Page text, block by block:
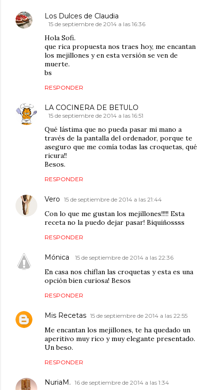
Los Dulces de Claudia
15 de septiembre de 2014 a las 16:36
Hola Sofi.
que rica propuesta nos traes hoy, me encantan
los mejillones y en esta versión se ven de
muerte.
bs
RESPONDER
LA COCINERA DE BETULO
15 de septiembre de 2014 a las 16:51
Qué lástima que no pueda pasar mi mano a
través de la pantalla del ordenador, porque te
aseguro que me comía todas las croquetas, qué
ricura!!
Besos.
RESPONDER
Vero 15 de septiembre de 2014 a las 21:44
Con lo que me gustan los mejillones!!!!! Esta
receta no la puedo dejar pasar! Biquiñossss
RESPONDER
Mónica 15 de septiembre de 2014 a las 22:36
En casa nos chiflan las croquetas y esta es una
opción bien curiosa! Besos
RESPONDER
Mis Recetas 15 de septiembre de 2014 a las 22:55
Me encantan los mejillones, te ha quedado un
aperitivo muy rico y muy elegante presentado.
Un beso.
RESPONDER
NuriaM. 16 de septiembre de 2014 a las 1:34